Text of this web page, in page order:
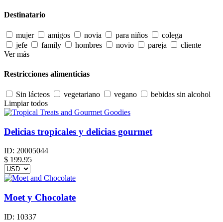
Destinatario
mujer amigos novia para niños
colega
jefe
family hombres novio pareja
cliente
Ver más
Restricciones alimenticias
Sin lácteos vegetariano vegano
bebidas sin alcohol
Limpiar todos
Delicias tropicales y delicias gourmet
ID: 20005044
$ 199.95
Moet y Chocolate
ID: 10337